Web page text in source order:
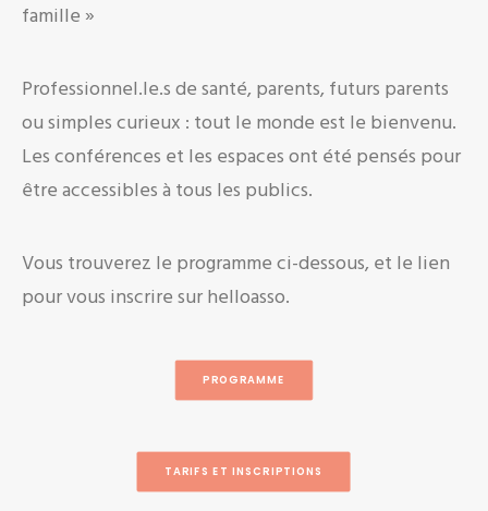
famille »
Professionnel.le.s de santé, parents, futurs parents
ou simples curieux : tout le monde est le bienvenu.
Les conférences et les espaces ont été pensés pour
être accessibles à tous les publics.
Vous trouverez le programme ci-dessous, et le lien
pour vous inscrire sur helloasso.
PROGRAMME
TARIFS ET INSCRIPTIONS